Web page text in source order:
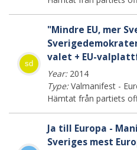
sd
"Mindre EU, mer
valet + EU-
Year:2014
Type:Valmanifest -
Hämtat från partiets
Ja till Europa -
Sveriges mest